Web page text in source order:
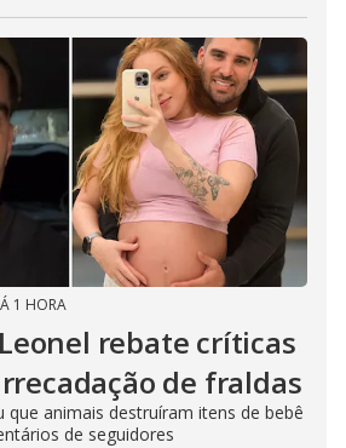
1 HORA
rebate críticas
de fraldas
que animais destruíram itens de bebê
de seguidores